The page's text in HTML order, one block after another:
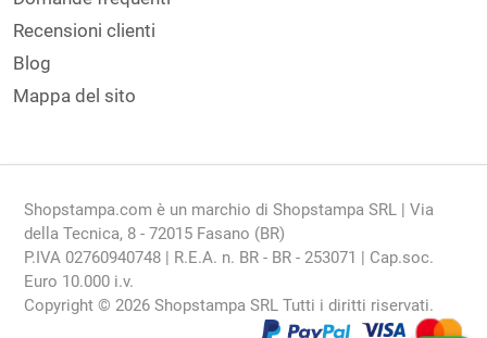
Recensioni clienti
Blog
Mappa del sito
Shopstampa.com è un marchio di Shopstampa SRL | Via
della Tecnica, 8 - 72015 Fasano (BR)
P.IVA 02760940748 | R.E.A. n. BR - BR - 253071 | Cap.soc.
Euro 10.000 i.v.
Copyright © 2026 Shopstampa SRL Tutti i diritti riservati.